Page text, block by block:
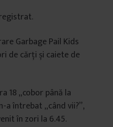
Garbage Pail Kids
de cărți și caiete de
18 „cobor până la
a întrebat „când vii?”,
în zori la 6.45.